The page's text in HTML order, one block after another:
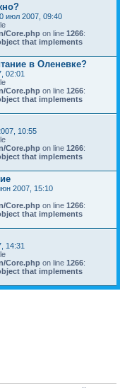
июл 2007, 09:40
Core.php on line 1266:
that implements
в Оленевке?
02:01
Core.php on line 1266:
that implements
10:55
Core.php on line 1266:
that implements
2007, 15:10
Core.php on line 1266:
that implements
14:31
Core.php on line 1266:
that implements